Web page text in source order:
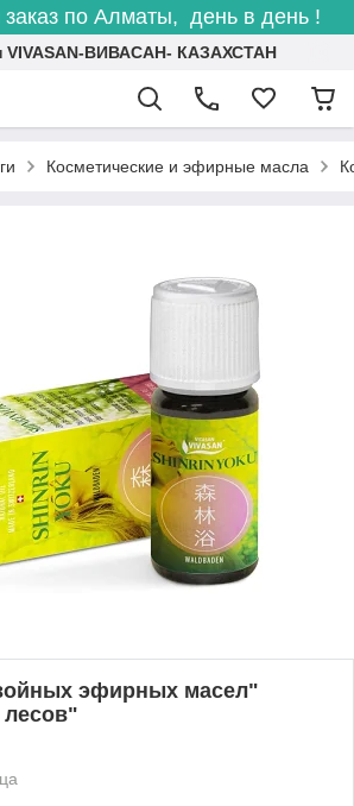
по Алматы, день в день !
VIVASAN-ВИВАСАН- КАЗАХСТАН
Косметические и эфирные масла
эфирных масел"
лесов"